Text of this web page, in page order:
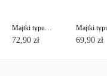
Majtki typu"figi" o średnim stanie SUMMERTIME TP3200
72,90 zł 69,90 zł